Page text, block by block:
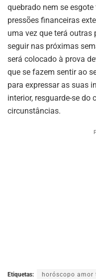
quebrado nem se
pressões financeiras
uma vez que terá outras
seguir nas próximas
será colocado à prova
que se fazem sentir ao
para expressar as suas
interior, resguarde-se do
circunstâncias.
Etiquetas: horóscopo